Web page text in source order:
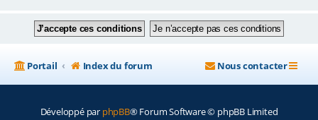
Portail Index du forum Nous contacter
Développé par phpBB® Forum Software © phpBB Limited